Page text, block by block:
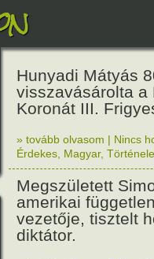
Hunyadi Mátyás
visszavásárolta a
Koronát III.
» tovább olvasom | Nincs
Érdekes Magyar,
Megszületett
amerikai
vezetője, tisztelt
diktátor.